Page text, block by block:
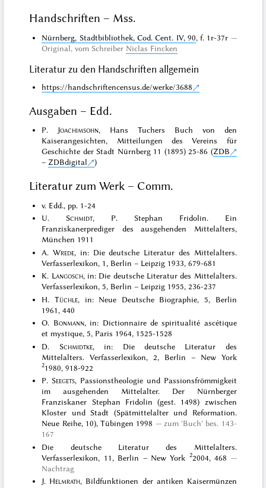
Handschriften – Mss.
Nürnberg, Stadtbibliothek, Cod. Cent. IV, 90, f. 1r-37r
Original, vom Schreiber Niclas Fincken
Literatur zu den Handschriften allgemein
https://handschriftencensus.de/werke/3688
Ausgaben – Edd.
P. Joachimsohn, Hans Tuchers Buch von den
Kaiserangesichten, Mitteilungen des Vereins für
Geschichte der Stadt Nürnberg 11 (1895) 25-86 (ZDB
–ZDBdigital )
Literatur zum Werk – Comm.
v. Edd., pp. 1-24
U.Schmidt, P. Stephan Fridolin. Ein
Franziskanerprediger des ausgehenden Mittelalters,
München 1911
A.Wrede, in: Die deutsche Literatur des Mittelalters.
Verfasserlexikon, 1, Berlin – Leipzig 1933, 679-681
K. Langosch, in: Die deutsche Literatur des Mittelalters.
Verfasserlexikon, 5, Berlin – Leipzig 1955, 236-237
H. Tüchle, in: Neue Deutsche Biographie, 5, Berlin
1961, 440
O. Bonmann, in: Dictionnaire de spiritualité ascétique
et mystique, 5, Paris 1964, 1525-1528
D. Schmidtke, in: Die deutsche Literatur des
Mittelalters. Verfasserlexikon, 2, Berlin – New York
21980, 918-922
P.Seegets, Passionstheologie und Passionsfrömmigkeit
im ausgehenden Mittelalter. Der Nürnberger
Franziskaner Stephan Fridolin (gest. 1498) zwischen
Kloster und Stadt (Spätmittelalter und Reformation.
Neue Reihe, 10), Tübingen 1998
zum 'Buch' bes. 143-
167
Die deutsche Literatur des Mittelalters.
Verfasserlexikon, 11, Berlin – New York 22004, 468
Nachtrag
J. Helmrath, Bildfunktionen der antiken Kaisermünzen